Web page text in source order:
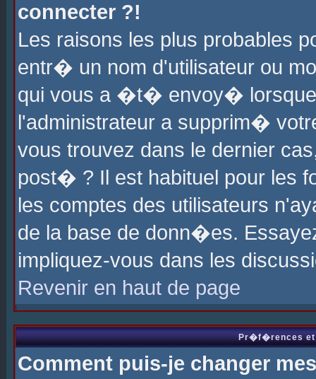
connecter ?!
Les raisons les plus probables
entr� un nom d'utilisateur ou
qui vous a �t� envoy�
l'administrateur a supprim�
vous trouvez dans le dernier
post� ? Il est habituel pour les
les comptes des utilisateurs
de la base de donn�es.
impliquez-vous dans les
Revenir en haut de page
Pr�f�rences et
Comment puis-je changer